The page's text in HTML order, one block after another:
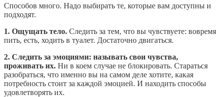
Способов много. Надо выбирать те, которые вам доступны и
подходят.
1. Ощущать тело. Следить за тем, что вы чувствуете: вовремя
пить, есть, ходить в туалет. Достаточно двигаться.
2. Следить за эмоциями: называть свои чувства,
проживать их. Ни в коем случае не блокировать. Стараться
разобраться, что именно вы на самом деле хотите, какая
потребность стоит за каждой эмоцией. И находить способы
удовлетворять их.